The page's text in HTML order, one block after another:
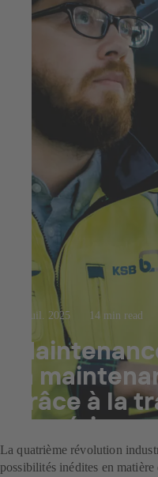
23 juil. 2025 14 min read
la
grâce à la
numérique
La quatrième révolution
possibilités inédites en